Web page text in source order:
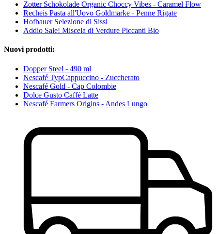
Zotter Schokolade Organic Choccy Vibes - Caramel Flow
Recheis Pasta all'Uovo Goldmarke - Penne Rigate
Hofbauer Selezione di Sissi
Addio Sale! Miscela di Verdure Piccanti Bio
Nuovi prodotti:
Dopper Steel - 490 ml
Nescafé TypCappuccino - Zuccherato
Nescafé Gold - Cap Colombie
Dolce Gusto Caffè Latte
Nescafé Farmers Origins - Andes Lungo